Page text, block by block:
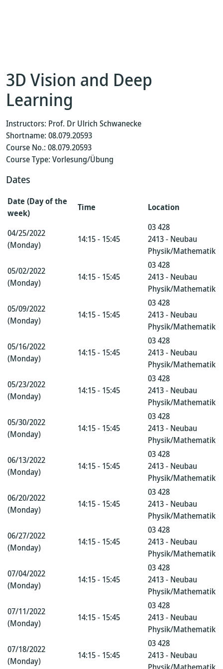
3D Vision and Deep
Learning
Instructors: Prof. Dr Ulrich Schwanecke
Shortname: 08.079.20593
Course No.: 08.079.20593
Course Type: Vorlesung/Übung
Dates
Date (Day of the
week)
Time Location
04/25/2022
(Monday)
14:15 - 15:45
03 428
2413 - Neubau
Physik/Mathematik
05/02/2022
(Monday)
14:15 - 15:45
03 428
2413 - Neubau
Physik/Mathematik
05/09/2022
(Monday)
14:15 - 15:45
03 428
2413 - Neubau
Physik/Mathematik
05/16/2022
(Monday)
14:15 - 15:45
03 428
2413 - Neubau
Physik/Mathematik
05/23/2022
(Monday)
14:15 - 15:45
03 428
2413 - Neubau
Physik/Mathematik
05/30/2022
(Monday)
14:15 - 15:45
03 428
2413 - Neubau
Physik/Mathematik
06/13/2022
(Monday)
14:15 - 15:45
03 428
2413 - Neubau
Physik/Mathematik
06/20/2022
(Monday)
14:15 - 15:45
03 428
2413 - Neubau
Physik/Mathematik
06/27/2022
(Monday)
14:15 - 15:45
03 428
2413 - Neubau
Physik/Mathematik
07/04/2022
(Monday)
14:15 - 15:45
03 428
2413 - Neubau
Physik/Mathematik
07/11/2022
(Monday)
14:15 - 15:45
03 428
2413 - Neubau
Physik/Mathematik
07/18/2022
(Monday)
14:15 - 15:45
03 428
2413 - Neubau